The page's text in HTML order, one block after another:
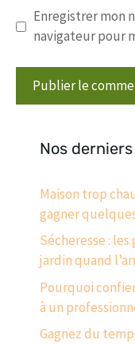
Enregistrer mon
navigateur pour
Nos
Maison trop
gagner
Sécheresse :
jardin quand
Pourquoi
à un
Gagnez du